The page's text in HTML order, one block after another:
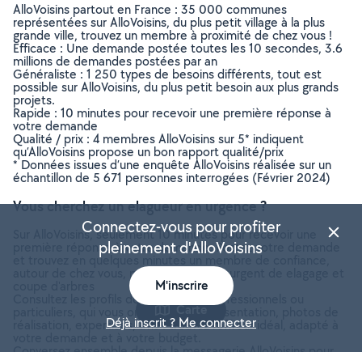
AlloVoisins partout en France : 35 000 communes
représentées sur AlloVoisins, du plus petit village à la plus
grande ville, trouvez un membre à proximité de chez vous !
Efficace : Une demande postée toutes les 10 secondes, 3.6
millions de demandes postées par an
Généraliste : 1 250 types de besoins différents, tout est
possible sur AlloVoisins, du plus petit besoin aux plus grands
projets.
Rapide : 10 minutes pour recevoir une première réponse à
votre demande
Qualité / prix : 4 membres AlloVoisins sur 5* indiquent
qu’AlloVoisins propose un bon rapport qualité/prix
* Données issues d’une enquête AlloVoisins réalisée sur un
échantillon de 5 671 personnes interrogées (Février 2024)
Vous cherchez un elagueur en urgence ?
Sur AlloVoisins, seulement 10 minutes pour recevoir une
première réponse à votre demande. Postez votre demande
et trouvez en quelques minutes un membre de confiance,
autour de chez vous, pour votre besoin urgent de elagage et
Consultez les profils des membres, professionnels ou
réalisation, expertises, avis : trouvez l'offreur idéal, adapté à
Carte
Connectez-vous pour profiter
pleinement d'AlloVoisins
M'inscrire
Déjà inscrit ? Me connecter